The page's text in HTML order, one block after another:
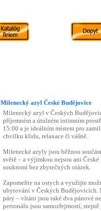
Milenecký azyl České Budějovice